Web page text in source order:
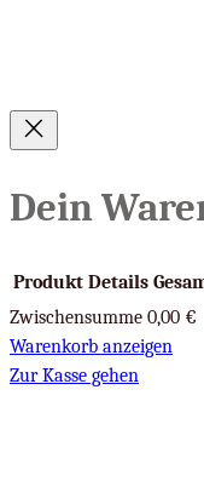
Dein
Produkte
im
Produkt Details
Zwischensumme 0,00 €
Warenkorb anzeigen
Zur Kasse gehen